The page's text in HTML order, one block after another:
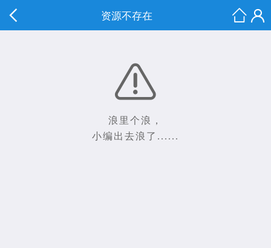
资源不存在
浪里个浪，
小编出去浪了......